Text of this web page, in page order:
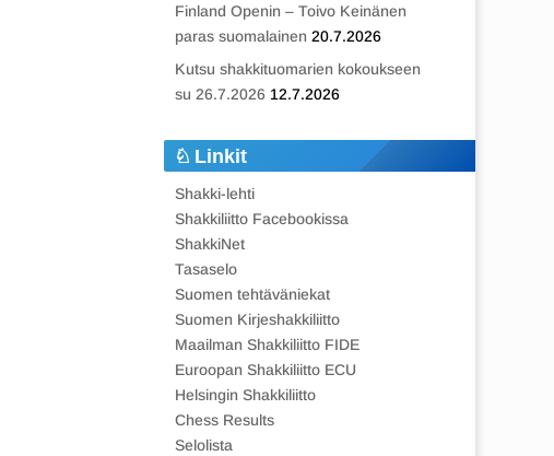
Finland Openin – Toivo Keinänen
paras suomalainen 20.7.2026
Kutsu shakkituomarien kokoukseen
su 26.7.2026 12.7.2026
Linkit
Shakki-lehti
Shakkiliitto Facebookissa
ShakkiNet
Tasaselo
Suomen tehtäväniekat
Suomen Kirjeshakkiliitto
Maailman Shakkiliitto FIDE
Euroopan Shakkiliitto ECU
Helsingin Shakkiliitto
Chess Results
Selolista